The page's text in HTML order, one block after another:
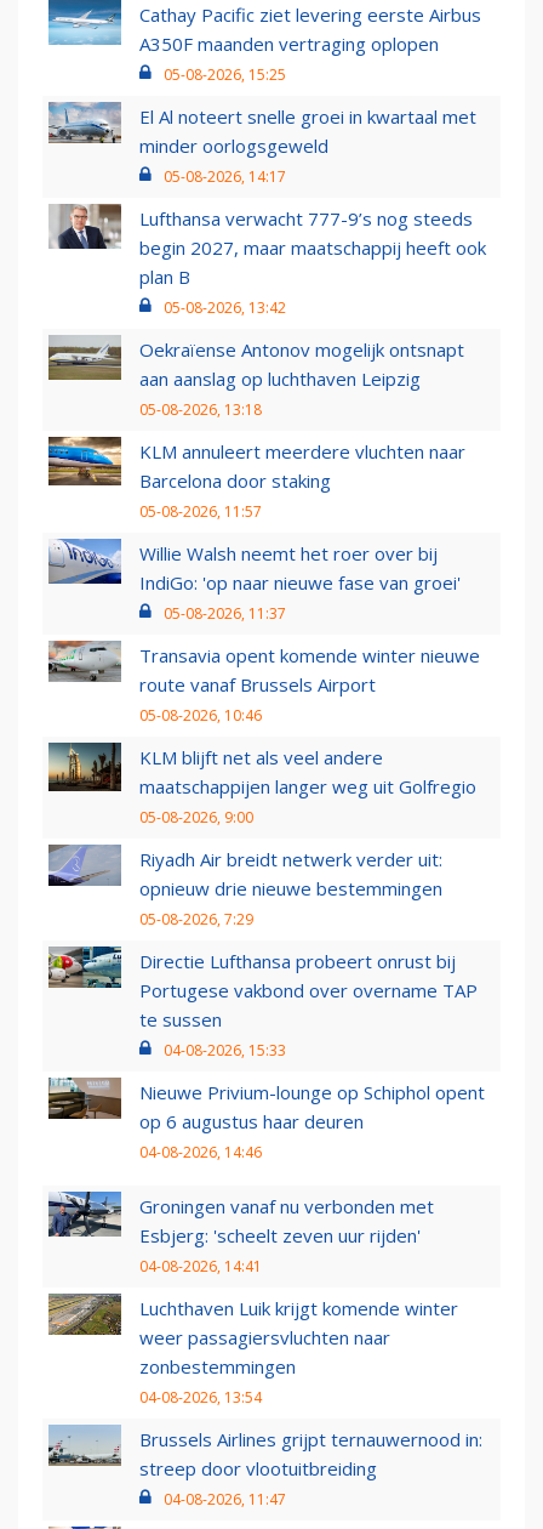
Cathay Pacific ziet levering eerste Airbus
A350F maanden vertraging oplopen
05-08-2026, 15:25
El Al noteert snelle groei in kwartaal met
minder oorlogsgeweld
05-08-2026, 14:17
Lufthansa verwacht 777-9’s nog steeds
begin 2027, maar maatschappij heeft ook
plan B
05-08-2026, 13:42
Oekraïense Antonov mogelijk ontsnapt
aan aanslag op luchthaven Leipzig
05-08-2026, 13:18
KLM annuleert meerdere vluchten naar
Barcelona door staking
05-08-2026, 11:57
Willie Walsh neemt het roer over bij
IndiGo: 'op naar nieuwe fase van groei'
05-08-2026, 11:37
Transavia opent komende winter nieuwe
route vanaf Brussels Airport
05-08-2026, 10:46
KLM blijft net als veel andere
maatschappijen langer weg uit Golfregio
05-08-2026, 9:00
Riyadh Air breidt netwerk verder uit:
opnieuw drie nieuwe bestemmingen
05-08-2026, 7:29
Directie Lufthansa probeert onrust bij
Portugese vakbond over overname TAP
te sussen
04-08-2026, 15:33
Nieuwe Privium-lounge op Schiphol opent
op 6 augustus haar deuren
04-08-2026, 14:46
Groningen vanaf nu verbonden met
Esbjerg: 'scheelt zeven uur rijden'
04-08-2026, 14:41
Luchthaven Luik krijgt komende winter
weer passagiersvluchten naar
zonbestemmingen
04-08-2026, 13:54
Brussels Airlines grijpt ternauwernood in:
streep door vlootuitbreiding
04-08-2026, 11:47